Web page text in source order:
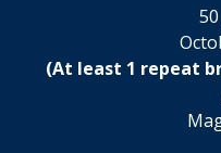
(At least 1 repeat